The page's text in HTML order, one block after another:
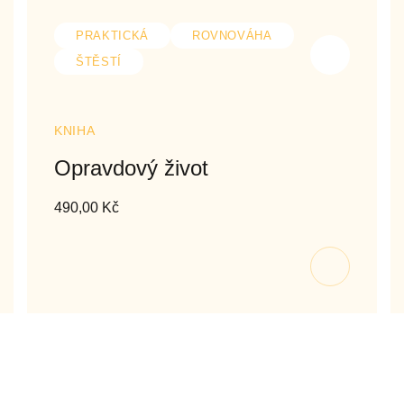
PRAKTICKÁ
ROVNOVÁHA
ŠTĚSTÍ
KNIHA
Opravdový život
490,00 Kč